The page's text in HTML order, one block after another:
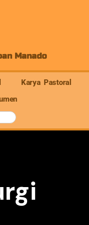
Manado
Karya Pastoral